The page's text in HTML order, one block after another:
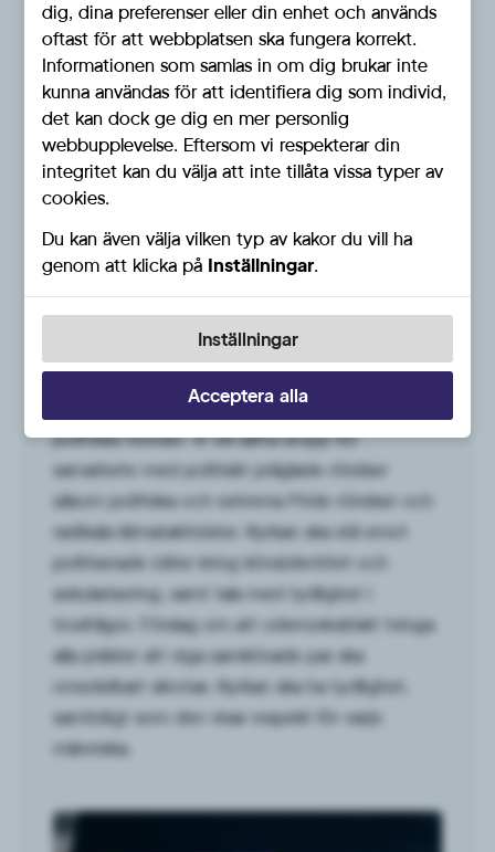
En kyrka fri från aktivism
Svenska kyrkan ska vara en kyrka och en
samlande kraft i människors liv, inte en
aktivistisk plattform för vänsterideologier och
politiska trender. Vi vill sätta stopp för
samarbete med politiskt präglade rörelser
såsom politiska och extrema Pride-rörelser och
radikala klimataktivister. Kyrkan ska stå emot
politiserade idéer kring könsidentitet och
sekularisering, samt tala med tydlighet i
trosfrågor. Förslag om att odemokratiskt tvinga
alla präster att viga samkönade par ska
omedelbart skrotas. Kyrkan ska ha tydlighet,
samtidigt som den visar respekt för varje
människa.
dig, dina preferenser eller din enhet och används
oftast för att webbplatsen ska fungera korrekt.
Informationen som samlas in om dig brukar inte
kunna användas för att identifiera dig som individ,
det kan dock ge dig en mer personlig
webbupplevelse. Eftersom vi respekterar din
integritet kan du välja att inte tillåta vissa typer av
cookies.
Du kan även välja vilken typ av kakor du vill ha
genom att klicka på Inställningar.
Inställningar
Acceptera alla